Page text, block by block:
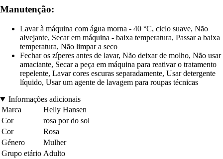
Manutenção:
Lavar à máquina com água morna - 40 °C, ciclo suave, Não
alvejante, Secar em máquina - baixa temperatura, Passar a baixa
temperatura, Não limpar a seco
Fechar os zíperes antes de lavar, Não deixar de molho, Não usar
amaciante, Secar a peça em máquina para reativar o tratamento
repelente, Lavar cores escuras separadamente, Usar detergente
líquido, Usar um agente de lavagem para roupas técnicas
Informações adicionais
Marca
Helly Hansen
Cor
rosa por do sol
Cor
Rosa
Género
Mulher
Grupo etário Adulto